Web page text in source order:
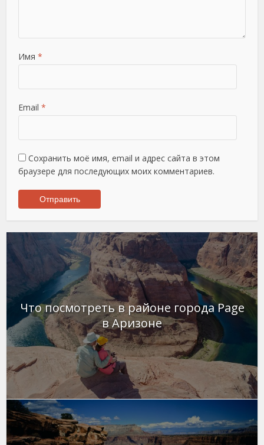
Имя *
Email *
Сохранить моё имя, email и адрес сайта в этом
браузере для последующих моих комментариев.
Что посмотреть в районе города Page
в Аризоне